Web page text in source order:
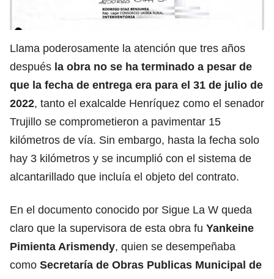
Llama poderosamente la atención que tres años
después la obra no se ha terminado a pesar de
que la fecha de entrega era para el 31 de julio de
2022, tanto el exalcalde Henríquez como el senador
Trujillo se comprometieron a pavimentar 15
kilómetros de vía. Sin embargo, hasta la fecha solo
hay 3 kilómetros y se incumplió con el sistema de
alcantarillado que incluía el objeto del contrato.
En el documento conocido por Sigue La W queda
claro que la supervisora de esta obra fu Yankeine
Pimienta Arismendy, quien se desempeñaba
como Secretaría de Obras Publicas Municipal de